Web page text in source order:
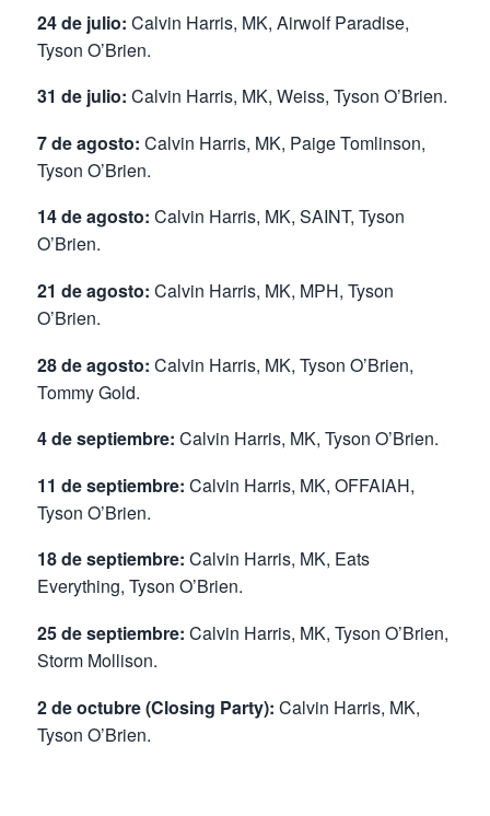
24 de julio: Calvin Harris, MK, Airwolf Paradise,
Tyson O’Brien.
31 de julio: Calvin Harris, MK, Weiss, Tyson O’Brien.
7 de agosto: Calvin Harris, MK, Paige Tomlinson,
Tyson O’Brien.
14 de agosto: Calvin Harris, MK, SAINT, Tyson
O’Brien.
21 de agosto: Calvin Harris, MK, MPH, Tyson
O’Brien.
28 de agosto: Calvin Harris, MK, Tyson O’Brien,
Tommy Gold.
4 de septiembre: Calvin Harris, MK, Tyson O’Brien.
11 de septiembre: Calvin Harris, MK, OFFAIAH,
Tyson O’Brien.
18 de septiembre: Calvin Harris, MK, Eats
Everything, Tyson O’Brien.
25 de septiembre: Calvin Harris, MK, Tyson O’Brien,
Storm Mollison.
2 de octubre (Closing Party): Calvin Harris, MK,
Tyson O’Brien.